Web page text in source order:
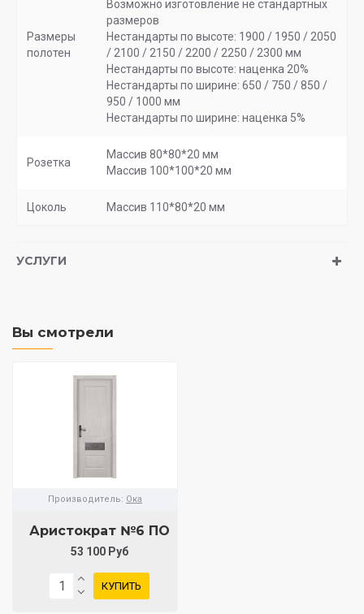
Размеры
полотен
Возможно изготовление не стандартных
размеров
Нестандарты по высоте: 1900 / 1950 / 2050
/ 2100 / 2150 / 2200 / 2250 / 2300 мм
Нестандарты по высоте: наценка 20%
Нестандарты по ширине: 650 / 750 / 850 /
950 / 1000 мм
Нестандарты по ширине: наценка 5%
Розетка
Массив 80*80*20 мм
Массив 100*100*20 мм
Цоколь Массив 110*80*20 мм
УСЛУГИ
Вы смотрели
Производитель: Ока
Аристократ №6 ПО
53 100 Руб
КУПИТЬ